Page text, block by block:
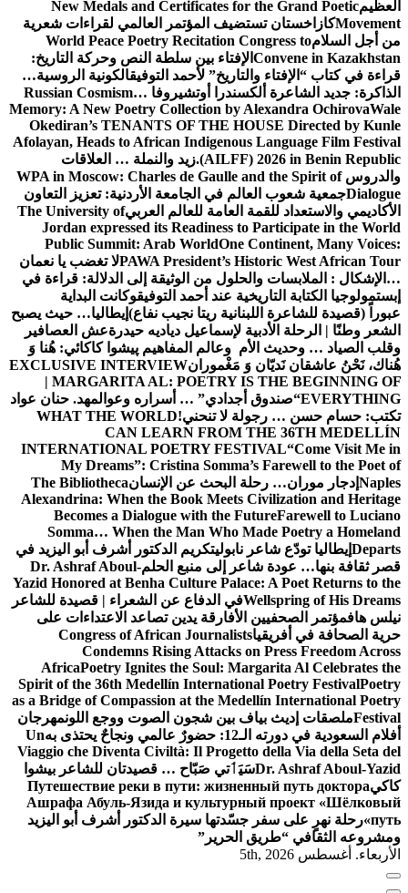
العظيمNew Medals and Certificates for the Grand Poetic
Movementكازاخستان تستضيف المؤتمر العالمي لقراءات شعرية
من أجل السلامWorld Peace Poetry Recitation Congress to
Convene in Kazakhstan الإفتاء بين سلطة النص وحركة التاريخ:
قراءة في كتاب “الإفتاء والتاريخ” لأحمد التوفيقالكونية الروسية…
الذاكرة: جديد الشاعرة ألكسندرا أوتشيروفا Russian Cosmism…
Memory: A New Poetry Collection by Alexandra OchirovaWale
Okediran’s TENANTS OF THE HOUSE Directed by Kunle
Afolayan, Heads to African Indigenous Language Film Festival
(AILFF) 2026 in Benin Republic. زيد والنملة … العلاقات
والدروسWPA in Moscow: Charles de Gaulle and the Spirit of
Dialogueجمعية شعوب العالم في الجامعة الأردنية: تعزيز التعاون
الأكاديمي والاستعداد للقمة العامة للعالم العربيThe University of
Jordan expressed its Readiness to Participate in the World
Public Summit: Arab WorldOne Continent, Many Voices:
PAWA President’s Historic West African Tourلا تغضب يا نعمان
…الإشكال : الملابسات والحلول من الوثيقة إلى الدلالة: قراءة في
إبستمولوجيا الكتابة التاريخية عند أحمد التوفيقوكانت البداية
عبوراً (قصيدة للشاعرة اللبنانية ريتا نجيب نفاع) إيطاليا… حيث يصبح
الشعر وطنًا | الرحلة الأدبية لإسماعيل دياديه حيدرةعش العصافير
وقلب الصياد … وحديث الأم وعالم المفاهيم پیشوا کاکائي: هُنا وَ
هُناك، نَحْنُ عاشقان نَديّان وَ مَغْمورانEXCLUSIVE INTERVIEW
| MARGARITA AL: POETRY IS THE BEGINNING OF
EVERYTHING“صندوق أجدادي” … أسراره وعوالمهد. حنان عواد
تكتب: حسام حسن … رجولة لا تنحني!WHAT THE WORLD
CAN LEARN FROM THE 36TH MEDELLÍN
INTERNATIONAL POETRY FESTIVAL“Come Visit Me in
My Dreams”: Cristina Somma’s Farewell to the Poet of
Naples إدجار موران… رحلة البحث عن الإنسانThe Bibliotheca
Alexandrina: When the Book Meets Civilization and Heritage
Becomes a Dialogue with the FutureFarewell to Luciano
Somma… When the Man Who Made Poetry a Homeland
Departs إيطاليا تودّع شاعر نابوليتكريم الدكتور أشرف أبو اليزيد في
قصر ثقافة بنها… عودة شاعر إلى منبع الحلمDr. Ashraf Aboul-
Yazid Honored at Benha Culture Palace: A Poet Returns to the
Wellspring of His Dreamsفي الدفاع عن الشعراء | قصيدة للشاعر
نيلس هافمؤتمر الصحفيين الأفارقة يدين تصاعد الاعتداءات على
حرية الصحافة في أفريقياCongress of African Journalists
Condemns Rising Attacks on Press Freedom Across
AfricaPoetry Ignites the Soul: Margarita Al Celebrates the
Spirit of the 36th Medellín International Poetry FestivalPoetry
as a Bridge of Compassion at the Medellín International Poetry
Festivalملصقات إديث بياف بين شجون الصوت ووجع اللونمهرجان
أفلام السعودية في دورته الـ12: حضورٌ عالمي ونجاحٌ يحتذى به
Un
Viaggio che Diventa Civiltà: Il Progetto della Via della Seta del
Dr. Ashraf Aboul-Yazidسَيَٲتي صَبّاح … قصيدتان للشاعر بيشوا
كاكيПутешествие реки в пути: жизненный путь доктора
Ашрафа Абуль-Язида и культурный проект «Шёлковый
путь» رحلة نهرٍ على سفر جسّدتها سيرة الدكتور أشرف أبو اليزيد
ومشروعه الثقافي “طريق الحرير”
الأربعاء. أغسطس 5th, 2026